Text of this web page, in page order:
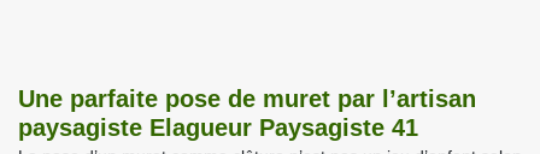
Une parfaite pose de muret par l’artisan
paysagiste Elagueur Paysagiste 41